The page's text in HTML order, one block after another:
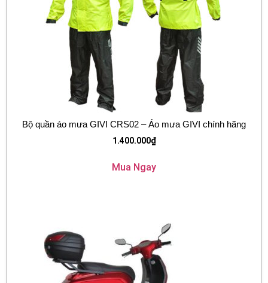
Bộ quần áo mưa GIVI CRS02 – Áo mưa GIVI chính hãng
1.400.000₫
Mua Ngay